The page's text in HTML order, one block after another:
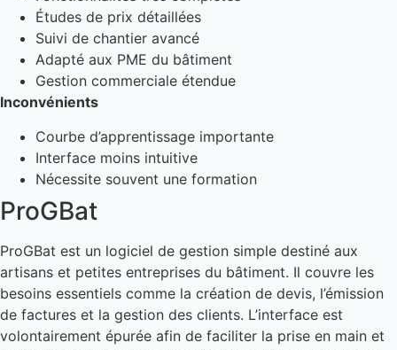
Études de prix détaillées
Suivi de chantier avancé
Adapté aux PME du bâtiment
Gestion commerciale étendue
Inconvénients
Courbe d’apprentissage importante
Interface moins intuitive
Nécessite souvent une formation
ProGBat
ProGBat est un logiciel de gestion simple destiné aux
artisans et petites entreprises du bâtiment. Il couvre les
besoins essentiels comme la création de devis, l’émission
de factures et la gestion des clients. L’interface est
volontairement épurée afin de faciliter la prise en main et